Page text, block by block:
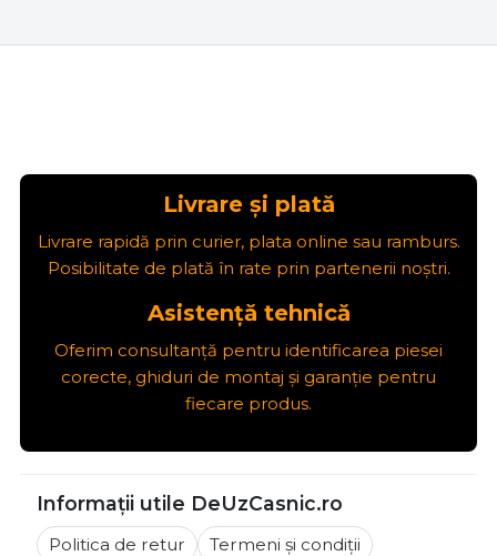
Livrare și plată
Livrare rapidă prin curier, plata online sau ramburs.
Posibilitate de plată în rate prin partenerii noștri.
Asistență tehnică
Oferim consultanță pentru identificarea piesei
corecte, ghiduri de montaj și garanție pentru
fiecare produs.
Informații utile DeUzCasnic.ro
Politica de retur
Termeni și condiții